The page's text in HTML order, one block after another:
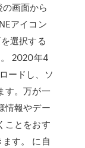
画面から
アイコン
選択する
2020年4
ードし、ソ
す。万が一
情報やデー
ことをおす
す。 に自